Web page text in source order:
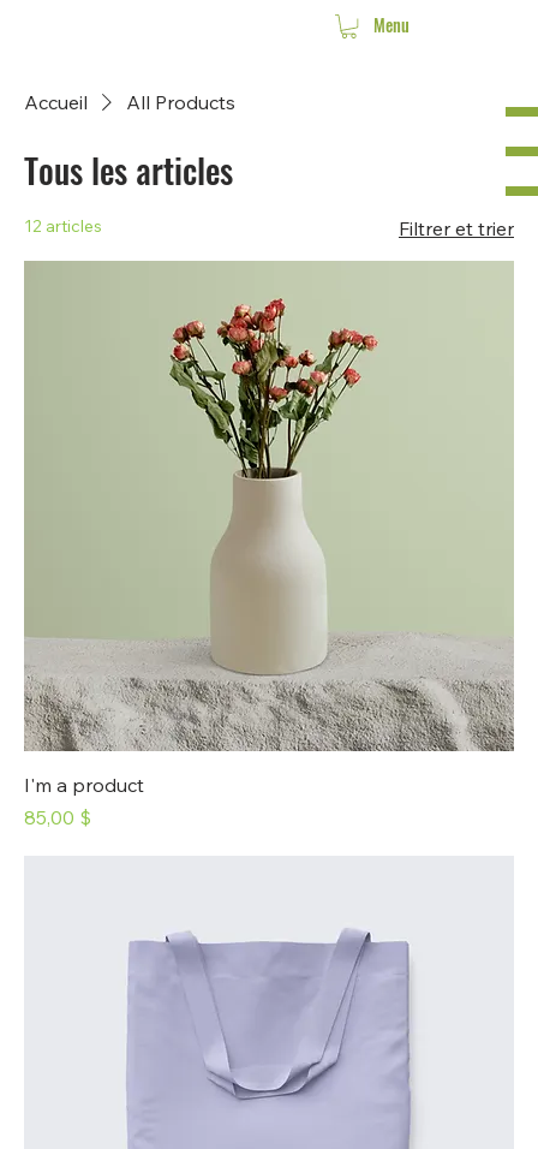
Menu
Accueil All Products
Tous les articles
12 articles Filtrer et trier
I'm a product
Prix
85,00 $